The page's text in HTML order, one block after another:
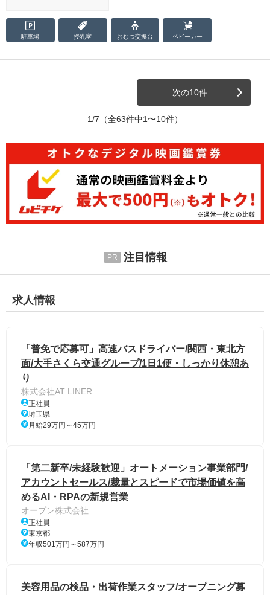
駐車場 授乳室 おむつ交換台 ベビーカー
次の10件
1/7 （全63件中1〜10件）
注目情報
求人情報
「普免で応募可」高速バスドライバー/関西・東北方
面/大手さくら交通グループ/1日1便・しっかり休憩あ
り
株式会社AT LINER
正社員
埼玉県
月給29万円～45万円
「第二新卒/未経験歓迎」オートメーション事業部門/
アカウントセールス/裁量とスピードで市場価値を高
めるAI・RPAの新規営業
オープン株式会社
正社員
東京都
年収501万円～587万円
美容用品の検品・出荷作業スタッフ/オープニング募